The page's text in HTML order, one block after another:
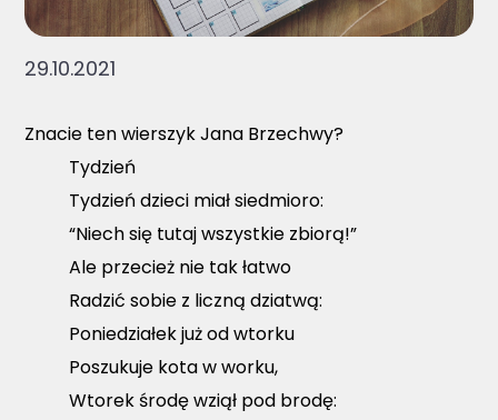
29.10.2021
Znacie ten wierszyk Jana Brzechwy?
Tydzień
Tydzień dzieci miał siedmioro:
“Niech się tutaj wszystkie zbiorą!”
Ale przecież nie tak łatwo
Radzić sobie z liczną dziatwą:
Poniedziałek już od wtorku
Poszukuje kota w worku,
Wtorek środę wziął pod brodę: